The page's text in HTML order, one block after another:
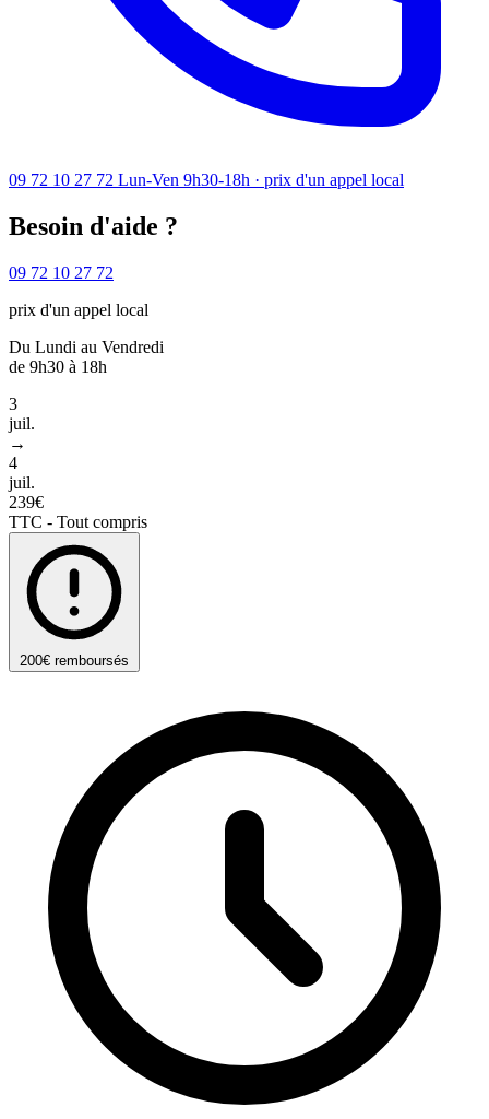
09 72 10 27 72 Lun-Ven 9h30-18h · prix d'un appel local
Besoin d'aide ?
09 72 10 27 72
prix d'un appel local
Du Lundi au Vendredi
de 9h30 à 18h
3
juil.
→
4
juil.
239€
TTC - Tout compris
200€ remboursés